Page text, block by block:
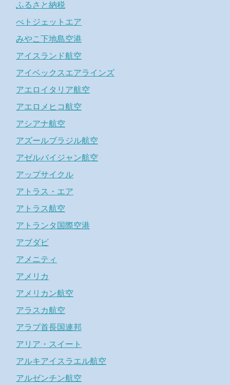
ふるさと納税
べトジェットエア
みやこ下地島空港
アイスランド航空
アイベックスエアラインズ
アエロイタリア航空
アエロメヒコ航空
アシアナ航空
アズールブラジル航空
アゼルバイジャン航空
アップサイクル
アトラス・エア
アトラス航空
アトランタ国際空港
アブダビ
アメニティ
アメリカ
アメリカン航空
アラスカ航空
アラブ首長国連邦
アリア・スイート
アルキアイスラエル航空
アルゼンチン航空